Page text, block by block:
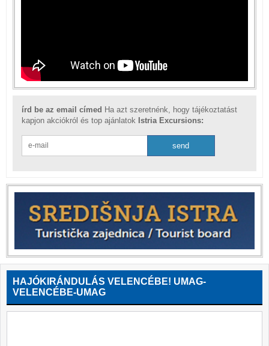
írd be az email címed Ha azt szeretnénk, hogy tájékoztatást
kapjon akciókról és top ajánlatok Istria Excursions:
HAJÓKIRÁNDULÁS VELENCÉBE! UMAG-
VELENCÉBE-UMAG